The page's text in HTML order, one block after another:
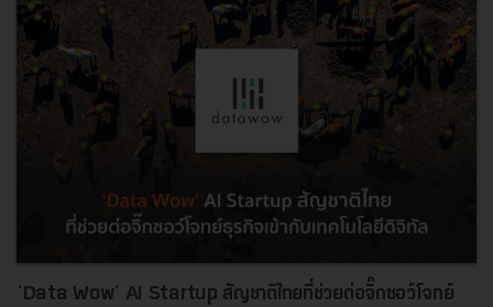
‘Data Wow’ AI Startup สัญชาติไทยที่ช่วยต่อจิ๊กซอว์โจทย์